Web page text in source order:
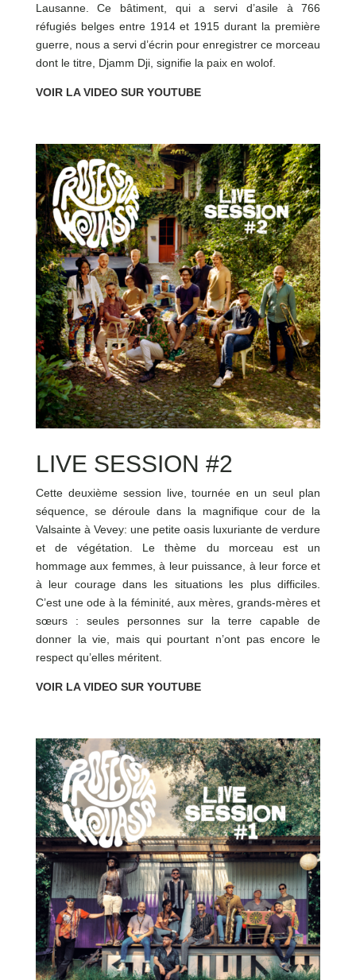
Lausanne. Ce bâtiment, qui a servi d’asile à 766
réfugiés belges entre 1914 et 1915 durant la première
guerre, nous a servi d’écrin pour enregistrer ce morceau
dont le titre, Djamm Dji, signifie la paix en wolof.
VOIR LA VIDEO SUR YOUTUBE
LIVE SESSION #2
Cette deuxième session live, tournée en un seul plan
séquence, se déroule dans la magnifique cour de la
Valsainte à Vevey: une petite oasis luxuriante de verdure
et de végétation. Le thème du morceau est un
hommage aux femmes, à leur puissance, à leur force et
à leur courage dans les situations les plus difficiles.
C’est une ode à la féminité, aux mères, grands-mères et
sœurs : seules personnes sur la terre capable de
donner la vie, mais qui pourtant n’ont pas encore le
respect qu’elles méritent.
VOIR LA VIDEO SUR YOUTUBE